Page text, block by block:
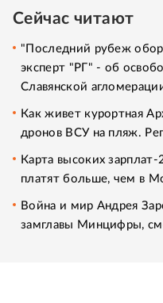
Сейчас читают
"Последний рубеж
эксперт "РГ" - об
Славянской
Как живет курортная
дронов ВСУ на пляж.
Карта высоких
платят больше, чем в
Война и мир Андрея
замглавы Минцифры,